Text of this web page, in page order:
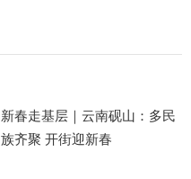
新春走基层｜云南砚山：多民
族齐聚 开街迎新春